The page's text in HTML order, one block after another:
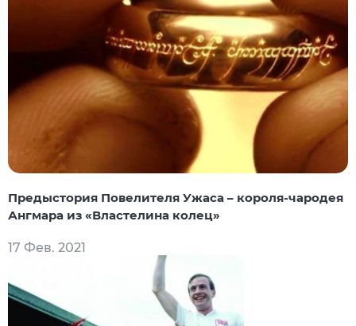
Предыстория Повелителя Ужаса – короля-чародея
Ангмара из «Властелина колец»
17 Фев. 2021